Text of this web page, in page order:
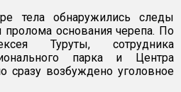
тела обнаружились следы
пролома основания черепа. По
Туруты, сотрудника
парка и Центра
сразу возбуждено уголовное